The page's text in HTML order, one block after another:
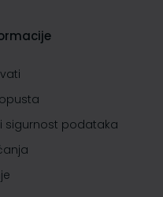
sigurnost podataka